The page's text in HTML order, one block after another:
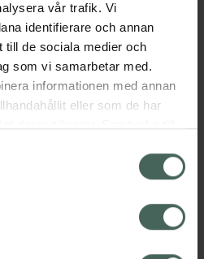
vår trafik. Vi
identifierare och annan
till de sociala medier och
som vi samarbetar med.
informationen med annan
eller som de har
webbplatsens
samtycke påverkar inte
som skett innan återkallelsen.
innan
Visa